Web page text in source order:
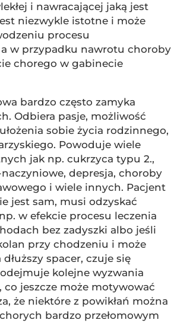
i nawracającej jaką jest
niezwykle istotne i może
procesu
w przypadku nawrotu choroby
chorego w gabinecie
bardzo często zamyka
Odbiera pasje, możliwość
sobie życia rodzinnego,
Powoduje wiele
jak np. cukrzyca typu 2.,
depresja, choroby
i wiele innych. Pacjent
jest sam, musi odzyskać
w efekcie procesu leczenia
bez zadyszki albo jeśli
przy chodzeniu i może
spacer, czuje się
kolejne wyzwania
co jeszcze może motywować
że niektóre z powikłań można
bardzo przełomowym